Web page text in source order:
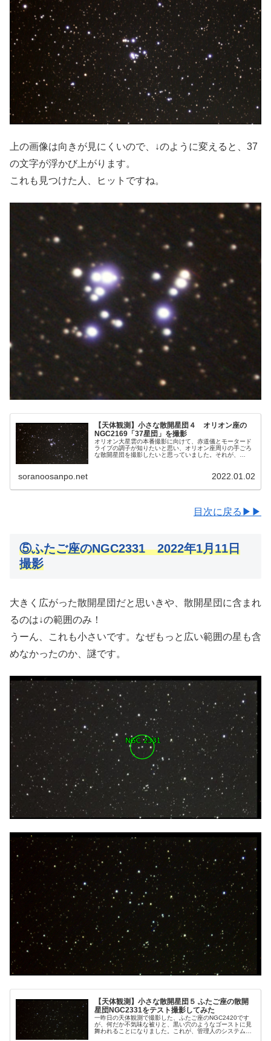
上の画像は向きが見にくいので、↓のように変えると、37
の文字が浮かび上がります。
これも見つけた人、ヒットですね。
【天体観測】小さな散開星団４ オリオン座の
NGC2169「37星団」を撮影
オリオン大星雲の本番撮影に向けて、赤道儀とモータード
ライブの調子が知りたいと思い、オリオン座周りの手ごろ
な散開星団を撮影したいと思っていました。それが、
soranoosanpo.net 2022.01.02
目次に戻る▶▶
⑤ふたご座のNGC2331 2022年1月11日
撮影
大きく広がった散開星団だと思いきや、散開星団に含まれ
るのは↓の範囲のみ！
うーん、これも小さいです。なぜもっと広い範囲の星も含
めなかったのか、謎です。
【天体観測】小さな散開星団５ ふたご座の散開
星団NGC2331をテスト撮影してみた
一昨日の天体観測で撮影した、ふたご座のNGC2420です
が、何だか不気味な被りと、黒い穴のようなゴーストに見
舞われることになりました。これが、管理人のシステムの